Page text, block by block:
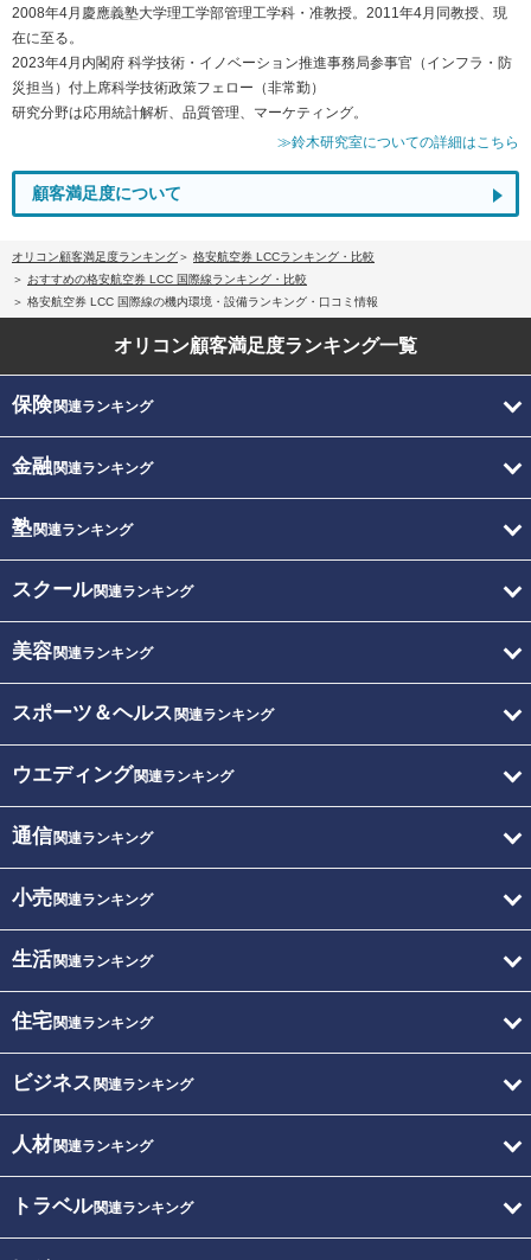
2008年4月慶應義塾大学理工学部管理工学科・准教授。2011年4月同教授、現
在に至る。
2023年4月内閣府 科学技術・イノベーション推進事務局参事官（インフラ・防
災担当）付上席科学技術政策フェロー（非常勤）
研究分野は応用統計解析、品質管理、マーケティング。
≫鈴木研究室についての詳細はこちら
顧客満足度について
オリコン顧客満足度ランキング
格安航空券 LCCランキング・比較
おすすめの格安航空券 LCC 国際線ランキング・比較
格安航空券 LCC 国際線の機内環境・設備ランキング・口コミ情報
オリコン顧客満足度ランキング一覧
保険関連ランキング
金融関連ランキング
塾関連ランキング
スクール関連ランキング
美容関連ランキング
スポーツ＆ヘルス 関連ランキング
ウエディング関連ランキング
通信関連ランキング
小売関連ランキング
生活関連ランキング
住宅関連ランキング
ビジネス 関連ランキング
人材関連ランキング
トラベル関連ランキング